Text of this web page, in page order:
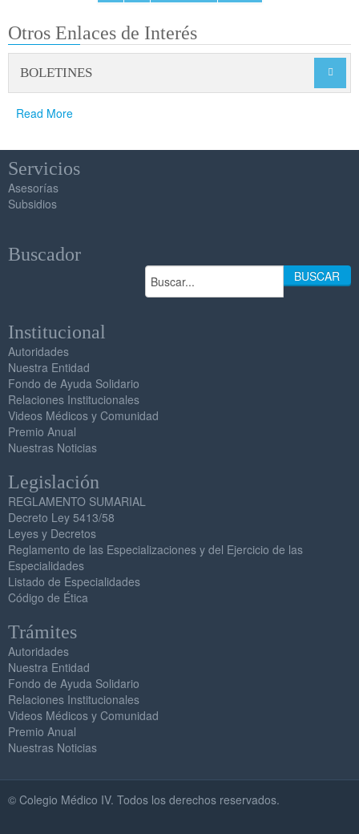
Otros Enlaces de Interés
BOLETINES 
Read More
Servicios
Asesorías
Subsidios
Buscador
BUSCAR
Institucional
Autoridades
Nuestra Entidad
Fondo de Ayuda Solidario
Relaciones Institucionales
Videos Médicos y Comunidad
Premio Anual
Nuestras Noticias
Legislación
REGLAMENTO SUMARIAL
Decreto Ley 5413/58
Leyes y Decretos
Reglamento de las Especializaciones y del Ejercicio de las
Especialidades
Listado de Especialidades
Código de Ética
Trámites
Autoridades
Nuestra Entidad
Fondo de Ayuda Solidario
Relaciones Institucionales
Videos Médicos y Comunidad
Premio Anual
Nuestras Noticias
© Colegio Médico IV. Todos los derechos reservados.